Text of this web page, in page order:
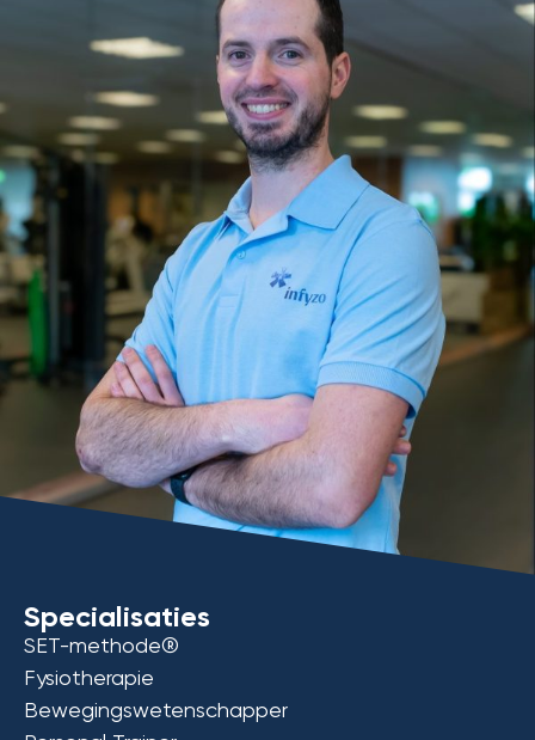
Specialisaties
SET-methode®
Fysiotherapie
Bewegingswetenschapper